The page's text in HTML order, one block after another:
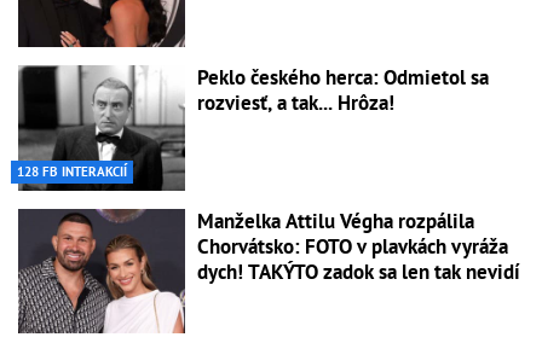
128 FB INTERAKCIÍ
Peklo českého herca: Odmietol sa
rozviesť, a tak... Hrôza!
Manželka Attilu Végha rozpálila
Chorvátsko: FOTO v plavkách vyráža
dych! TAKÝTO zadok sa len tak nevidí